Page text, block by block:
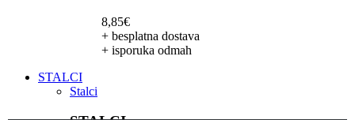
8,85€
+ besplatna dostava
+ isporuka odmah
STALCI
Stalci